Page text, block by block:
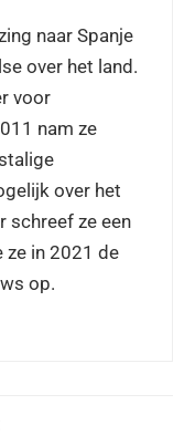
naar Spanje
over het land.
voor
nam ze
over het
schreef ze een
ze in 2021 de
op.